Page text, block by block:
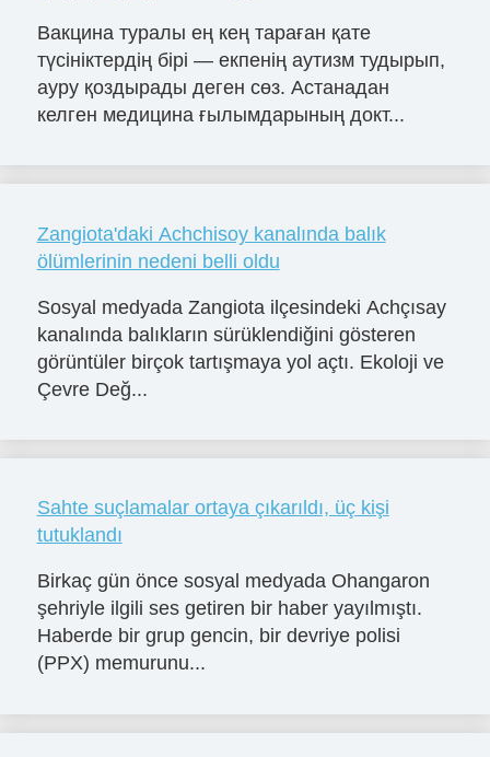
Вакцина туралы ең кең тараған қате
түсініктердің бірі — екпенің аутизм тудырып,
ауру қоздырады деген сөз. Астанадан
келген медицина ғылымдарының докт...
Zangiota'daki Achchisoy kanalında balık
ölümlerinin nedeni belli oldu
Sosyal medyada Zangiota ilçesindeki Achçısay
kanalında balıkların sürüklendiğini gösteren
görüntüler birçok tartışmaya yol açtı. Ekoloji ve
Çevre Değ...
Sahte suçlamalar ortaya çıkarıldı, üç kişi
tutuklandı
Birkaç gün önce sosyal medyada Ohangaron
şehriyle ilgili ses getiren bir haber yayılmıştı.
Haberde bir grup gencin, bir devriye polisi
(PPX) memurunu...